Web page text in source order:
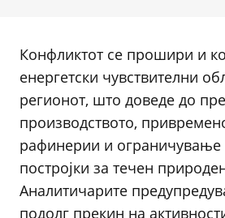
Конфликтот се прошири и
енергетски чувствителни
регионот, што доведе до
производството,
рафинерии и ограничување
постројки за течен
Аналитичарите
подолг прекин на